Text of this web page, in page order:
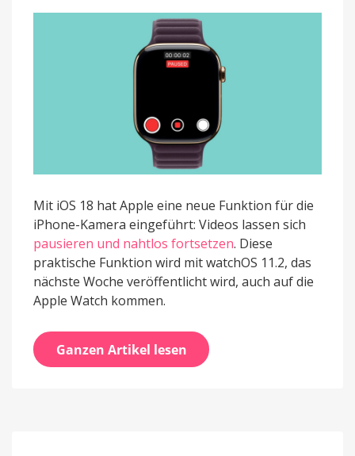
Mit iOS 18 hat Apple eine neue Funktion für die
iPhone-Kamera eingeführt: Videos lassen sich
pausieren und nahtlos fortsetzen. Diese
praktische Funktion wird mit watchOS 11.2, das
nächste Woche veröffentlicht wird, auch auf die
Apple Watch kommen.
Ganzen Artikel lesen